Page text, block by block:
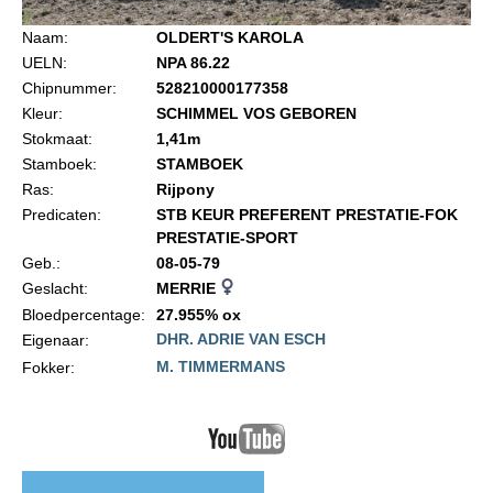
Import registratie
I&R Registratie
Formulier overschrijven op naam
Gids voor Goede Praktijken
Tarievenlijst
Veel gestelde vragen
NRPS Select Sale
Naam:
OLDERT'S KAROLA
UELN:
NPA 86.22
Chipnummer:
528210000177358
Kleur:
SCHIMMEL VOS GEBOREN
Stokmaat:
1,41m
Stamboek:
STAMBOEK
Ras:
Rijpony
Predicaten:
STB KEUR PREFERENT PRESTATIE-FOK
PRESTATIE-SPORT
Geb.:
08-05-79
Geslacht:
MERRIE
Bloedpercentage:
27.955% ox
Eigenaar:
DHR. ADRIE VAN ESCH
Fokker:
M. TIMMERMANS